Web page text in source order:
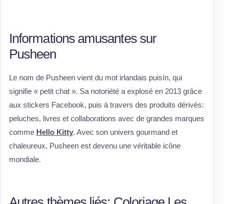
Informations amusantes sur
Pusheen
Le nom de Pusheen vient du mot irlandais puisín, qui
signifie « petit chat ». Sa notoriété a explosé en 2013 grâce
aux stickers Facebook, puis à travers des produits dérivés:
peluches, livres et collaborations avec de grandes marques
comme Hello Kitty. Avec son univers gourmand et
chaleureux, Pusheen est devenu une véritable icône
mondiale.